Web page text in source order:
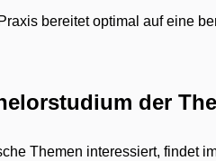
bereitet optimal auf eine
der
Themen interessiert, findet